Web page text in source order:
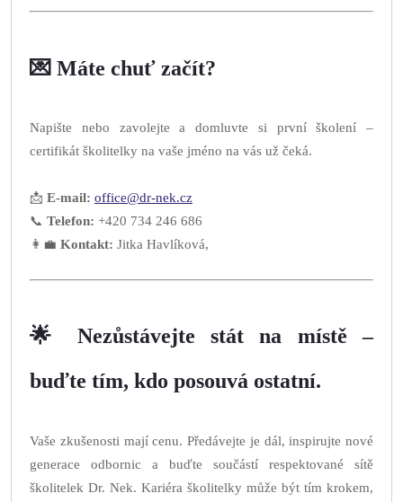
💌 Máte chuť začít?
Napište nebo zavolejte a domluvte si první školení –
certifikát školitelky na vaše jméno na vás už čeká.
📩 E-mail: office@dr-nek.cz
📞 Telefon: +420 734 246 686
👩‍💼 Kontakt: Jitka Havlíková,
🌟 Nezůstávejte stát na místě –
buďte tím, kdo posouvá ostatní.
Vaše zkušenosti mají cenu. Předávejte je dál, inspirujte nové
generace odbornic a buďte součástí respektované sítě
školitelek Dr. Nek. Kariéra školitelky může být tím krokem,